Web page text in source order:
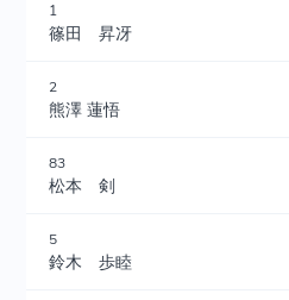
1
篠田 昇冴
2
熊澤 蓮悟
83
松本 剣
5
鈴木 歩睦